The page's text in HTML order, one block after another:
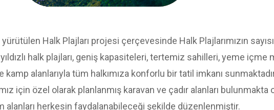
Halk Plajları projesi çerçevesinde Halk Plajlarımızın
halk plajları, geniş kapasiteleri, tertemiz sahilleri, yeme içme
kamp alanlarıyla tüm halkımıza konforlu bir tatil imkanı
için özel olarak planlanmış karavan ve çadır alanları bulunmakta
alanları herkesin faydalanabileceği şekilde düzenlenmiştir.